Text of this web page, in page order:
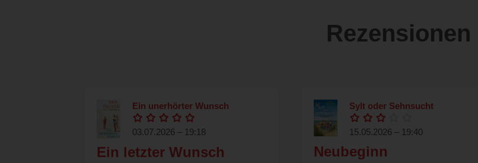
Rezensionen
Ein unerhörter Wunsch
03.07.2026 – 19:18
Ein letzter Wunsch
Sylt oder Sehnsucht
15.05.2026 – 19:40
Neubeginn